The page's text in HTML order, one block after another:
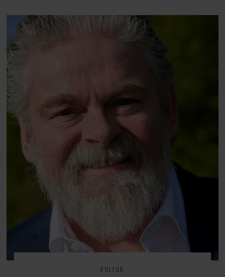
KULTUR